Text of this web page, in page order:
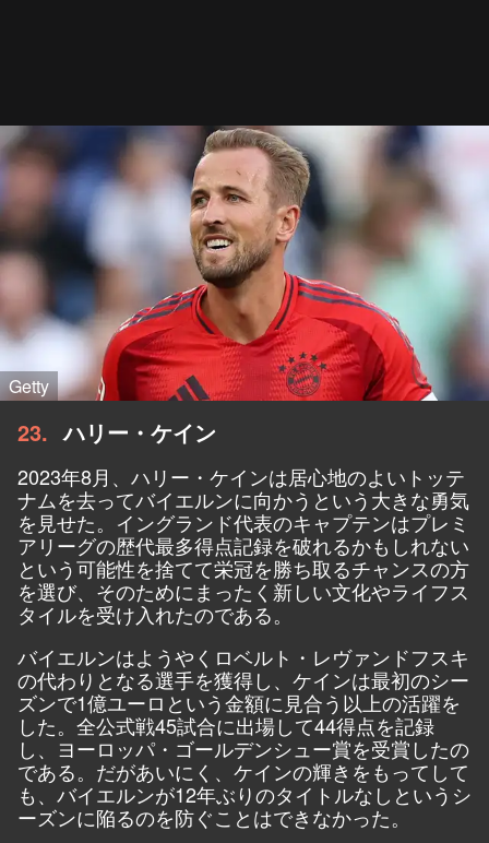
Getty
23 ハリー・ケイン
2023年8月、ハリー・ケインは居心地のよいトッテ
ナムを去ってバイエルンに向かうという大きな勇気
を見せた。イングランド代表のキャプテンはプレミ
アリーグの歴代最多得点記録を破れるかもしれない
という可能性を捨てて栄冠を勝ち取るチャンスの方
を選び、そのためにまったく新しい文化やライフス
タイルを受け入れたのである。
バイエルンはようやくロベルト・レヴァンドフスキ
の代わりとなる選手を獲得し、ケインは最初のシー
ズンで1億ユーロという金額に見合う以上の活躍を
した。全公式戦45試合に出場して44得点を記録
し、ヨーロッパ・ゴールデンシュー賞を受賞したの
である。だがあいにく、ケインの輝きをもってして
も、バイエルンが12年ぶりのタイトルなしというシ
ーズンに陥るのを防ぐことはできなかった。